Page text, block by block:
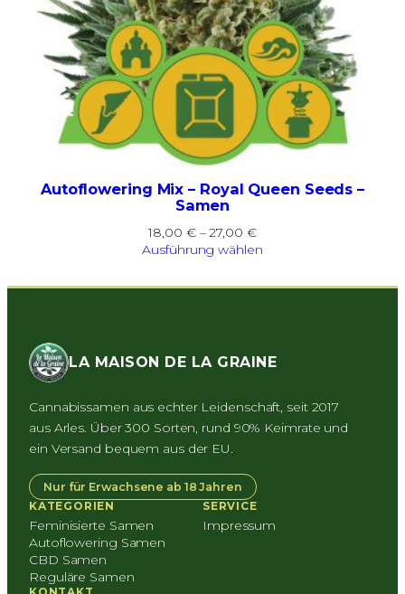
Autoflowering Mix – Royal Queen Seeds –
Samen
18,00 € –27,00 €Preisspanne:
18,00 €
27,00 €
Ausführung wählen
LA MAISON DE LA GRAINE
Cannabissamen aus echter Leidenschaft, seit 2017
aus Arles. Über 300 Sorten, rund 90% Keimrate und
ein Versand bequem aus der EU.
Nur für Erwachsene ab 18 Jahren
KATEGORIEN
Feminisierte Samen
Autoflowering Samen
CBD Samen
Reguläre Samen
SERVICE
Impressum